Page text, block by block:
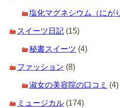
塩化マグネシウム（にが
スイーツ日記 (15)
秘書スイーツ (4)
ファッション (8)
淑女の美容院の口コミ (4)
ミュージカル (174)